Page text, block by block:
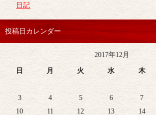
日記
投稿日カレンダー
2017年12月
日 月 火 水 木
3
4 5 6 7
10
11 12 13 14